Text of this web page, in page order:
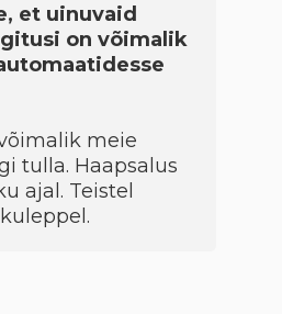
et uinuvaid
on võimalik
meie
tulla. Haapsalus
ajal. Teistel